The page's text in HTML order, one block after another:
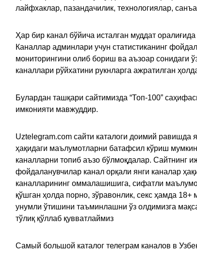
лайфхаклар, пазандачилик, технологиялар,
Ҳар бир канал бўйича исталган муддат
Каналлар админлари учун статистиканинг
мониторингини олиб бориш ва аъзоар сонидаги
каналлари рўйхатини рукнларга ажратилган
Булардан ташқари сайтимизда “Топ-100”
имконияти мавжуддир.
Uztelegram.com сайти каталоги доимий равишда
ҳақидаги маълумотларни батафсил кўриш
каналларни топиб аъзо бўлмоқдалар. Сайтнинг
фойдаланувчилар канал орқали янги каналар
каналларининг оммалашишига, сифатли
қўшган ҳолда порно, зўравонлик, секс ҳамда
унумли ўтишини таъминлашни ўз олдимизга
тўлиқ қўллаб қувватлаймиз
Самый большой каталог телеграм каналов в